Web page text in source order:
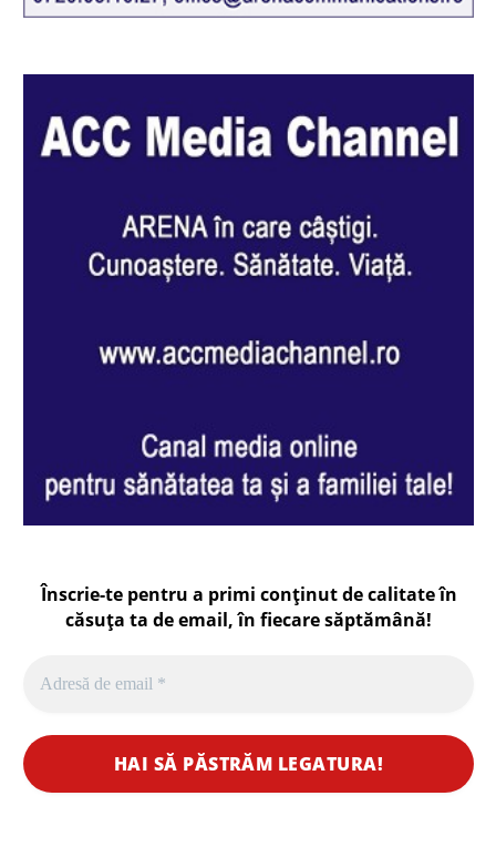
Înscrie-te pentru a primi conținut de calitate în
căsuța ta de email, în fiecaresăptămână!